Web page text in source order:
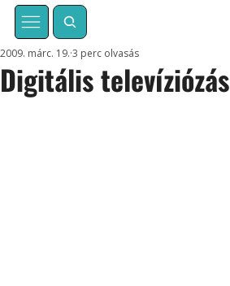
Digitális televíziózás
2009. márc. 19. 3 perc olvasás